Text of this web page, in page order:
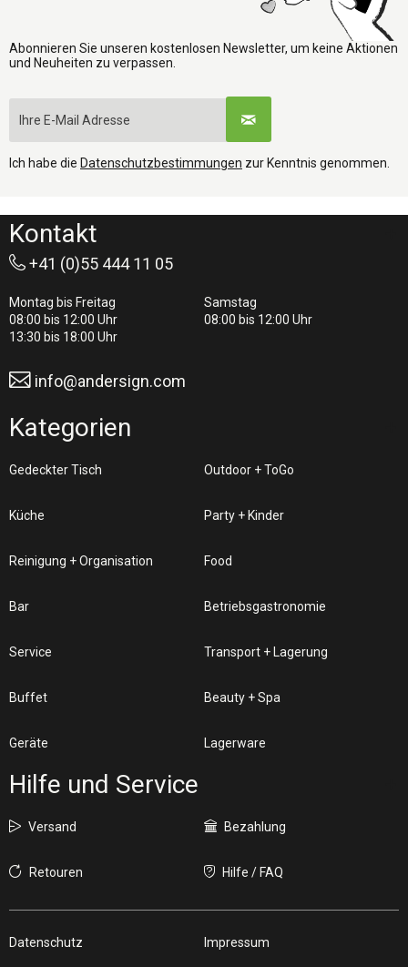
Abonnieren Sie unseren kostenlosen Newsletter, um keine Aktionen
und Neuheiten zu verpassen.
Ich habe die Datenschutzbestimmungen zur Kenntnis genommen.
Kontakt
+41 (0)55 444 11 05
Montag bis Freitag
08:00 bis 12:00 Uhr
13:30 bis 18:00 Uhr
Samstag
08:00 bis 12:00 Uhr
info@andersign.com
Kategorien
Gedeckter Tisch Outdoor + ToGo
Küche Party + Kinder
Reinigung + Organisation Food
Bar Betriebsgastronomie
Service Transport + Lagerung
Buffet Beauty + Spa
Geräte Lagerware
Hilfe und Service
Versand Bezahlung
Retouren Hilfe / FAQ
Datenschutz Impressum